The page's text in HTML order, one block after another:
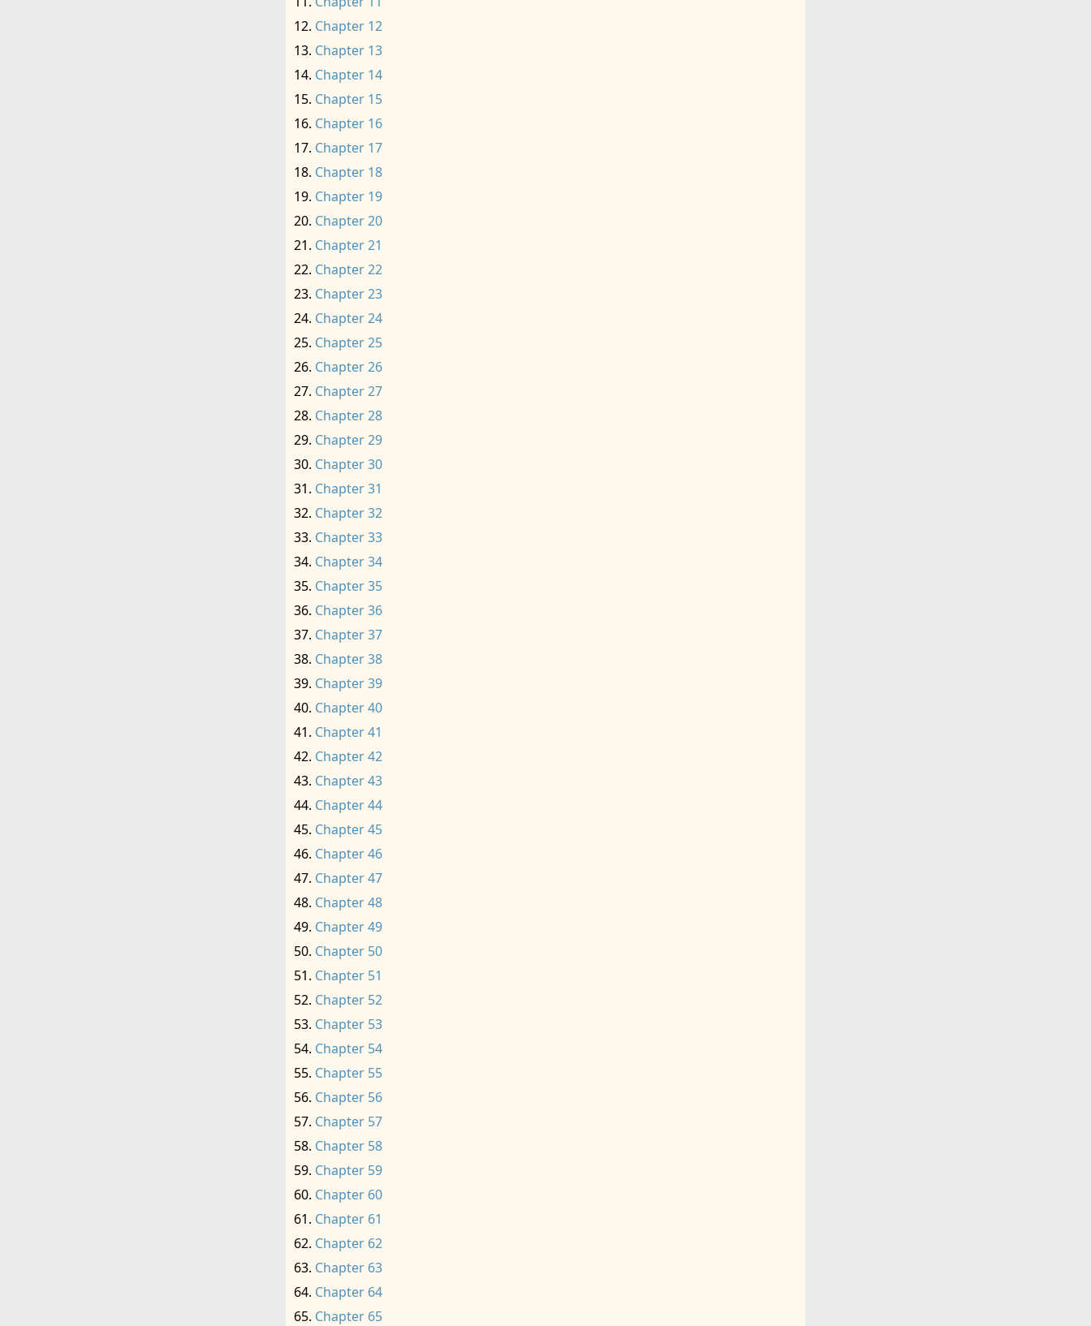
Chapter 12
Chapter 13
Chapter 14
Chapter 15
Chapter 16
Chapter 17
Chapter 18
Chapter 19
Chapter 20
Chapter 21
Chapter 22
Chapter 23
Chapter 24
Chapter 25
Chapter 26
Chapter 27
Chapter 28
Chapter 29
Chapter 30
Chapter 31
Chapter 32
Chapter 33
Chapter 34
Chapter 35
Chapter 36
Chapter 37
Chapter 38
Chapter 39
Chapter 40
Chapter 41
Chapter 42
Chapter 43
Chapter 44
Chapter 45
Chapter 46
Chapter 47
Chapter 48
Chapter 49
Chapter 50
Chapter 51
Chapter 52
Chapter 53
Chapter 54
Chapter 55
Chapter 56
Chapter 57
Chapter 58
Chapter 59
Chapter 60
Chapter 61
Chapter 62
Chapter 63
Chapter 64
Chapter 65